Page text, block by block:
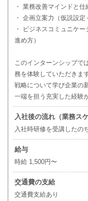
・ 業務改善マインドと仕
・ 企画立案力（仮説設定
・ ビジネスコミュニケ
進め方）
このインターンシップで
務を体験していただきま
戦略について学び企業の
一端を担う充実した経験
入社後の流れ（業務ス
入社時研修を受講したの
給与
時給 1,500円〜
交通費の支給
交通費支給あり